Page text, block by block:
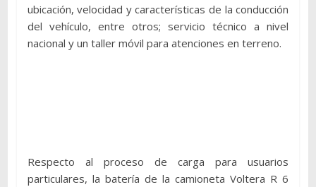
ubicación, velocidad y características de la conducción
del vehículo, entre otros; servicio técnico a nivel
nacional y un taller móvil para atenciones en terreno.
Respecto al proceso de carga para usuarios
particulares, la batería de la camioneta Voltera R 6